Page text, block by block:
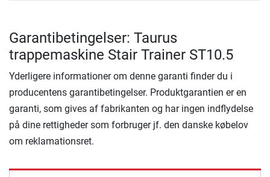
Garantibetingelser: Taurus
trappemaskine Stair Trainer ST10.5
Yderligere informationer om denne garanti finder du i
producentens garantibetingelser. Produktgarantien er en
garanti, som gives af fabrikanten og har ingen indflydelse
på dine rettigheder som forbruger jf. den danske købelov
om reklamationsret.